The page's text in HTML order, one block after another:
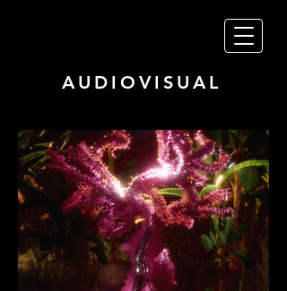
AUDIOVISUAL